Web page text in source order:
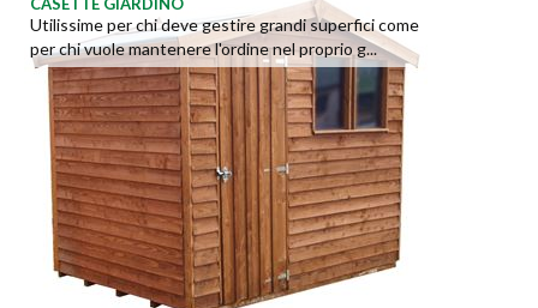
CASETTE GIARDINO
Utilissime per chi deve gestire grandi superfici come
per chi vuole mantenere l'ordine nel proprio g...